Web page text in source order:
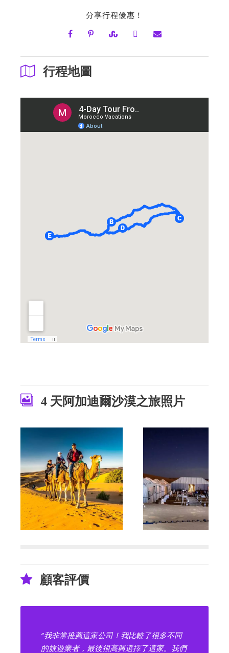
分享行程優惠！
行程地圖
4 天阿加迪爾沙漠之旅照片
顧客評價
“我非常推薦這家公司！我比較了很多不同
的旅遊業者，最後很高興選擇了這家。我們